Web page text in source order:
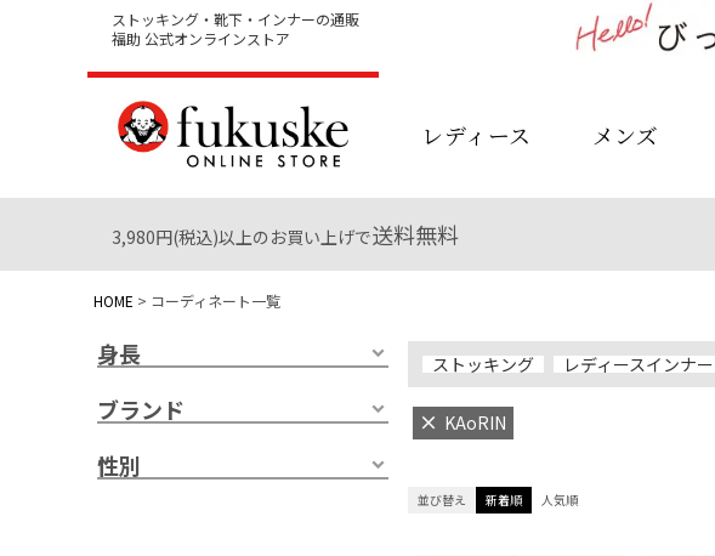
ストッキング・靴下・インナーの通販
福助 公式オンラインストア
レディース メンズ
3,980円(税込)以上のお買い上げで送料無料
HOME コーディネート一覧
身長
ブランド
性別
ストッキング レディースインナー
KAoRIN
並び替え 新着順 人気順